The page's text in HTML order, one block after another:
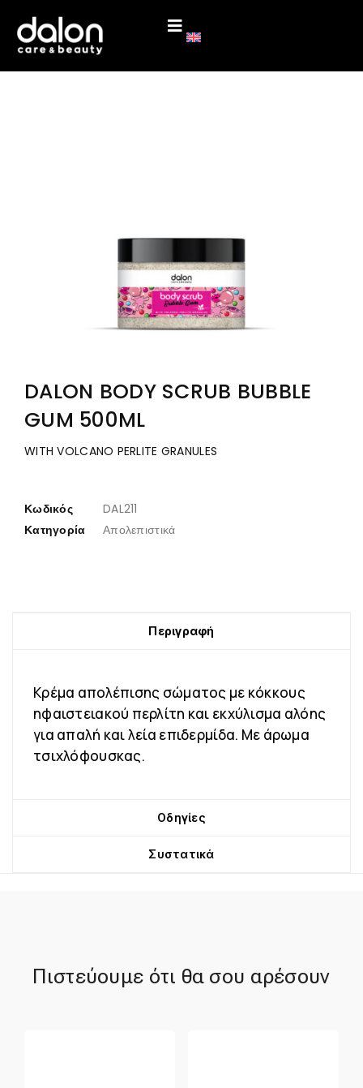
DALON BODY SCRUB BUBBLE
GUM 500ML
WITH VOLCANO PERLITE GRANULES
Κωδικός
DAL211
Κατηγορία
Απολεπιστικά
Περιγραφή
Κρέμα απολέπισης σώματος με κόκκους
ηφαιστειακού περλίτη και εκχύλισμα αλόης
για απαλή και λεία επιδερμίδα. Με άρωμα
τσιχλόφουσκας.
Οδηγίες
Συστατικά
Πιστεύουμε ότι θα σου αρέσουν